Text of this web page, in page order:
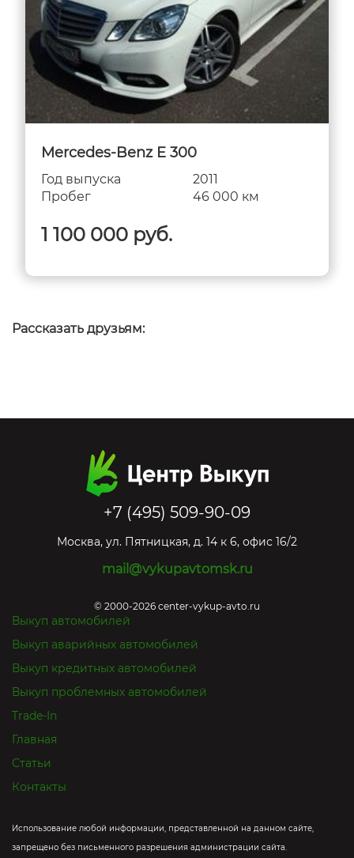
Mercedes-Benz E 300
Год выпуска
2011
Пробег
46 000 км
1 100 000 руб.
Рассказать друзьям:
+7 (495) 509-90-09
Москва, ул. Пятницкая, д. 14 к 6, офис 16/2
mail@vykupavtomsk.ru
© 2000-2026 center-vykup-avto.ru
Выкуп автомобилей
Выкуп аварийных автомобилей
Выкуп кредитных автомобилей
Выкуп проблемных автомобилей
Trade-In
Главная
Статьи
Контакты
Использование любой информации, представленной на данном сайте,
запрещено без письменного разрешения администрации сайта.